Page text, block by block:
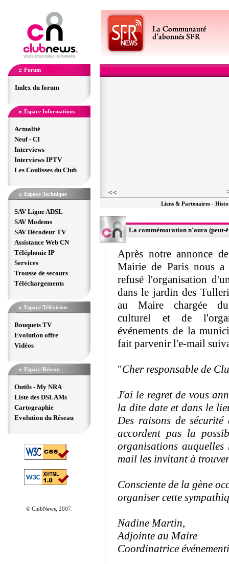
Forum
Index du forum
Espace Informations
Actualité
Neuf - CI
Interviews
Interviews IPTV
Les Coulisses du Club
Espace Technique
SAV Ligne ADSL
SAV Modems
SAV Décodeur TV
Assistance Web CN
Téléphonie IP
Services
Trousse de secours
Téléchargements
Espace Télévision
Bouquets TV
Evolution offre
Vidéos
Espace Réseau
Outils - My NRA
Liste des DSLAMs
Cartographie
Evolution du Réseau
© ClubNews, 2007.
Liens & Partenaires-
La commémoration n'aura (peut-
Après notre annonce
Mairie de Paris nous a
refusé l'organisation
dans le jardin des
au Maire chargée du
culturel et de
événements de la
fait parvenir l'e-mail
"Cher responsable de
J'ai le regret de vous
la dite date et dans le
Des raisons de
accordent pas la
organisations
mail les invitant à
Consciente de la gène
organiser cette
Nadine Martin,
Adjointe au Maire
Coordinatrice